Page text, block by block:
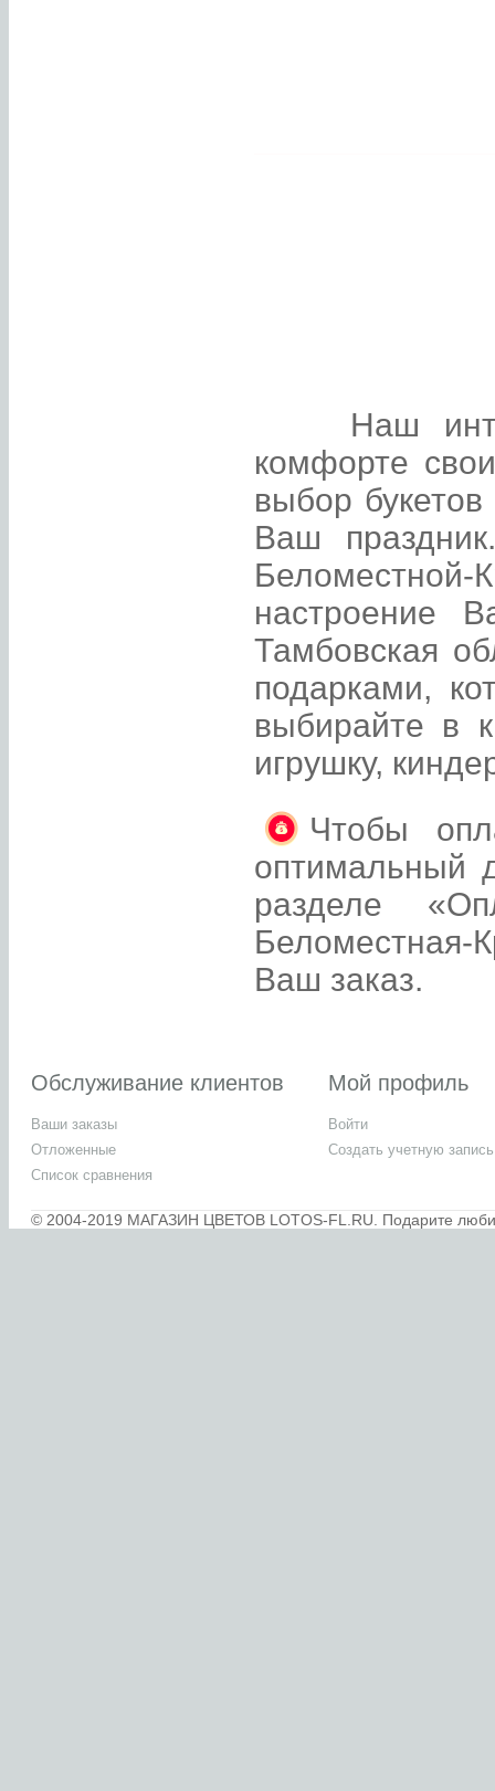
Наш
комфорте
выбор
Ваш
Беломестной-
настроение
Тамбовская
подарками,
выбирайте в
игрушку,
Чтобы
оптимальный
разделе
Беломестная-
Ваш заказ.
Обслуживание клиентов
Ваши заказы
Отложенные
Список сравнения
Мой профиль
Войти
Создать учетную запись
© 2004-2019 МАГАЗИН ЦВЕТОВ LOTOS-FL.RU. Подарите